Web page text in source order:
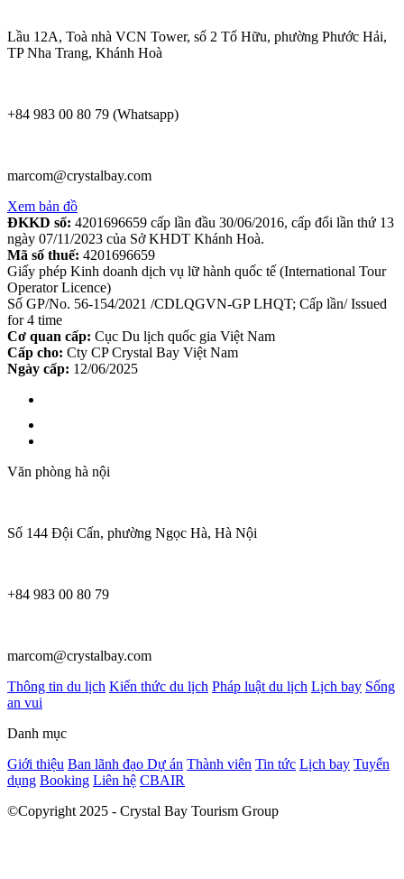
Lầu 12A, Toà nhà VCN Tower, số 2 Tố Hữu, phường Phước Hải,
TP Nha Trang, Khánh Hoà
+84 983 00 80 79 (Whatsapp)
marcom@crystalbay.com
Xem bản đồ
ĐKKD số: 4201696659 cấp lần đầu 30/06/2016, cấp đổi lần thứ 13
ngày 07/11/2023 của Sở KHDT Khánh Hoà.
Mã số thuế: 4201696659
Giấy phép Kinh doanh dịch vụ lữ hành quốc tế (International Tour
Operator Licence)
Số GP/No. 56-154/2021 /CDLQGVN-GP LHQT; Cấp lần/ Issued
for 4 time
Cơ quan cấp: Cục Du lịch quốc gia Việt Nam
Cấp cho: Cty CP Crystal Bay Việt Nam
Ngày cấp: 12/06/2025
Văn phòng hà nội
Số 144 Đội Cấn, phường Ngọc Hà, Hà Nội
+84 983 00 80 79
marcom@crystalbay.com
Thông tin du lịch Kiến thức du lịch Pháp luật du lịch Lịch bay Sống
an vui
Danh mục
Giới thiệu Ban lãnh đạo Dự án Thành viên Tin tức Lịch bay Tuyển
dụng Booking Liên hệ CBAIR
©Copyright 2025 - Crystal Bay Tourism Group